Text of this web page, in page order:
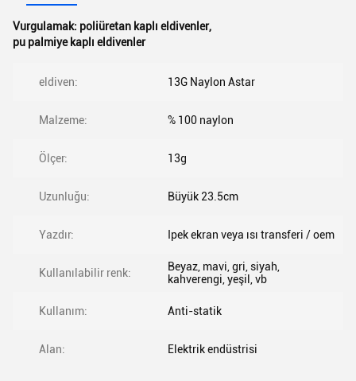
Vurgulamak: poliüretan kaplı eldivenler,
pu palmiye kaplı eldivenler
eldiven: 13G Naylon Astar
Malzeme: % 100 naylon
Ölçer: 13g
Uzunluğu: Büyük 23.5cm
Yazdır: Ipek ekran veya ısı transferi / oem
Kullanılabilir renk:
Beyaz, mavi, gri, siyah,
kahverengi, yeşil, vb
Kullanım: Anti-statik
Alan: Elektrik endüstrisi